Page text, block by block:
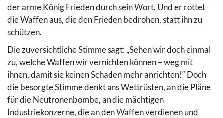
der arme König Frieden durch sein Wort. Und er rottet
die Waffen aus, die den Frieden bedrohen, statt ihn zu
schützen.
Die zuversichtliche Stimme sagt: „Sehen wir doch einmal
zu, welche Waffen wir vernichten können – weg mit
ihnen, damit sie keinen Schaden mehr anrichten!“ Doch
die besorgte Stimme denkt ans Wettrüsten, an die Pläne
für die Neutronenbombe, an die mächtigen
Industriekonzerne, die an den Waffen verdienen und